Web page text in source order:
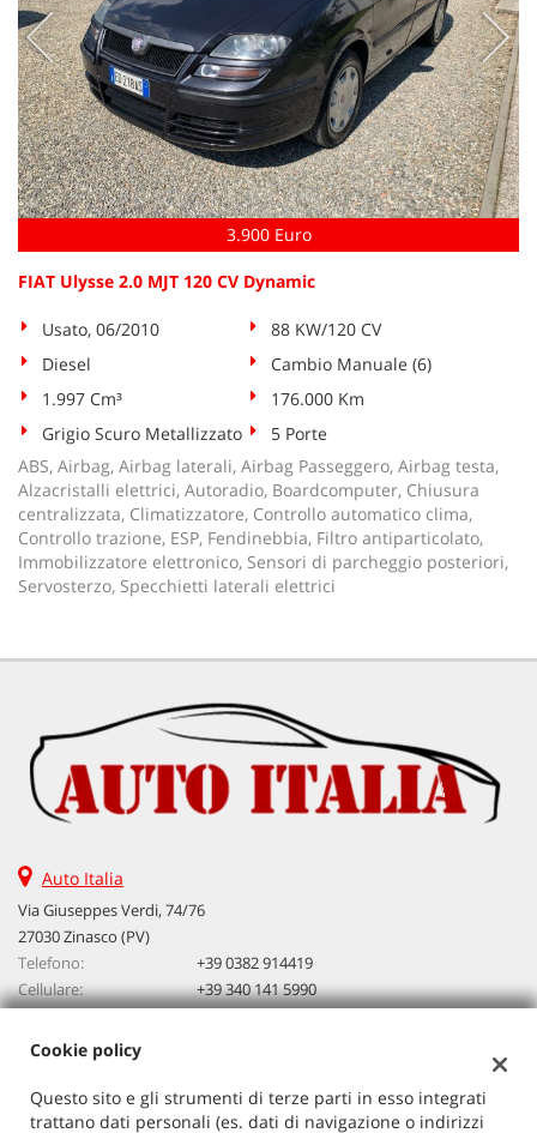
3.900 Euro
FIAT Ulysse 2.0 MJT 120 CV Dynamic
Usato, 06/2010
88 KW/120 CV
Diesel
Cambio Manuale (6)
1.997 Cm³
176.000 Km
Grigio Scuro Metallizzato
5 Porte
ABS, Airbag, Airbag laterali, Airbag Passeggero, Airbag testa,
Alzacristalli elettrici, Autoradio, Boardcomputer, Chiusura
centralizzata, Climatizzatore, Controllo automatico clima,
Controllo trazione, ESP, Fendinebbia, Filtro antiparticolato,
Immobilizzatore elettronico, Sensori di parcheggio posteriori,
Servosterzo, Specchietti laterali elettrici
Auto Italia
Via Giuseppes Verdi, 74/76
27030 Zinasco (PV)
Telefono:
+39 0382 914419
Cellulare:
+39 340 141 5990
Email:
vendita@autoitalia.info
Dati fiscali:
Auto Italia
Cookie policy
Questo sito e gli strumenti di terze parti in esso integrati
trattano dati personali (es. dati di navigazione o indirizzi